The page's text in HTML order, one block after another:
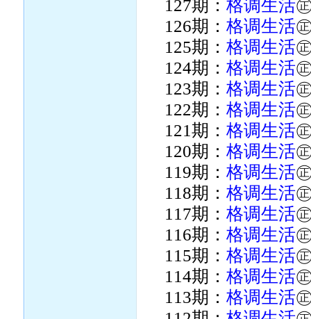
127期：格调生活
126期：格调生活
125期：格调生活
124期：格调生活
123期：格调生活
122期：格调生活
121期：格调生活
120期：格调生活
119期：格调生活
118期：格调生活
117期：格调生活
116期：格调生活
115期：格调生活
114期：格调生活
113期：格调生活